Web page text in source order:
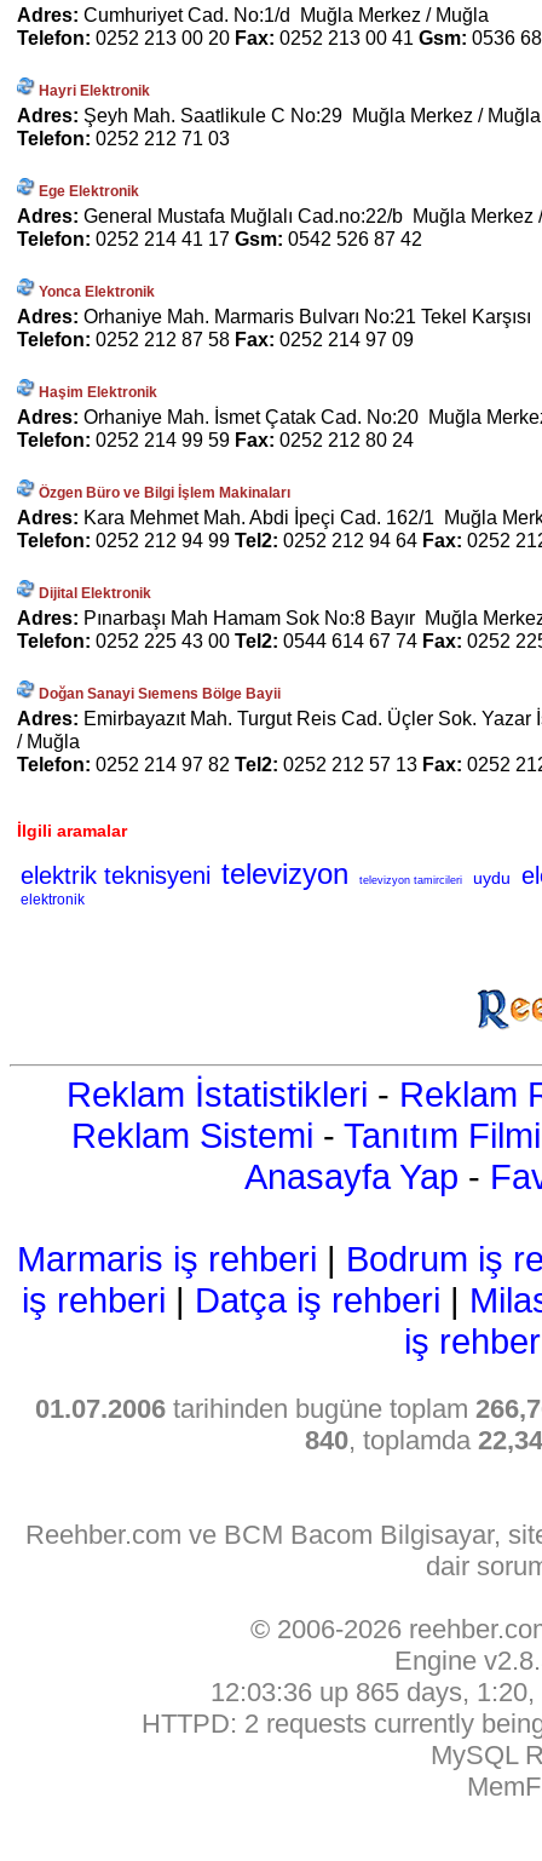
Adres: Cumhuriyet Cad. No:1/d Muğla Merkez / Muğla
Telefon: 0252 213 00 20 Fax: 0252 213 00 41 Gsm: 0536
Hayri Elektronik
Adres: Şeyh Mah. Saatlikule C No:29 Muğla Merkez / Muğla
Telefon: 0252 212 71 03
Ege Elektronik
Adres: General Mustafa Muğlalı Cad.no:22/b Muğla Merkez
Telefon: 0252 214 41 17 Gsm: 0542 526 87 42
Yonca Elektronik
Adres: Orhaniye Mah. Marmaris Bulvarı No:21 Tekel
Telefon: 0252 212 87 58 Fax: 0252 214 97 09
Haşim Elektronik
Adres: Orhaniye Mah. İsmet Çatak Cad. No:20 Muğla
Telefon: 0252 214 99 59 Fax: 0252 212 80 24
Özgen Büro ve Bilgi İşlem Makinaları
Adres: Kara Mehmet Mah. Abdi İpeçi Cad. 162/1 Muğla
Telefon: 0252 212 94 99 Tel2: 0252 212 94 64 Fax: 0252
Dijital Elektronik
Adres: Pınarbaşı Mah Hamam Sok No:8 Bayır Muğla
Telefon: 0252 225 43 00 Tel2: 0544 614 67 74 Fax: 0252
Doğan Sanayi Sıemens Bölge Bayii
Adres: Emirbayazıt Mah. Turgut Reis Cad. Üçler Sok.
/ Muğla
Telefon: 0252 214 97 82 Tel2: 0252 212 57 13 Fax: 0252
İlgili aramalar
elektrik teknisyeni televizyon televizyon tamircileri uydu
elektronik
Reklam İstatistikleri - Reklam
Reklam Sistemi - Tanıtım Filmi
Anasayfa Yap -
Marmaris iş rehberi | Bodrum iş
iş rehberi | Datça iş rehberi |
iş
01.07.2006 tarihinden bugüne toplam
840, toplamda
Reehber.com ve BCM Bacom Bilgisayar,
dair
© 2006-2026
Engine
12:03:36 up 865 days,
HTTPD: 2 requests currently
MySQL